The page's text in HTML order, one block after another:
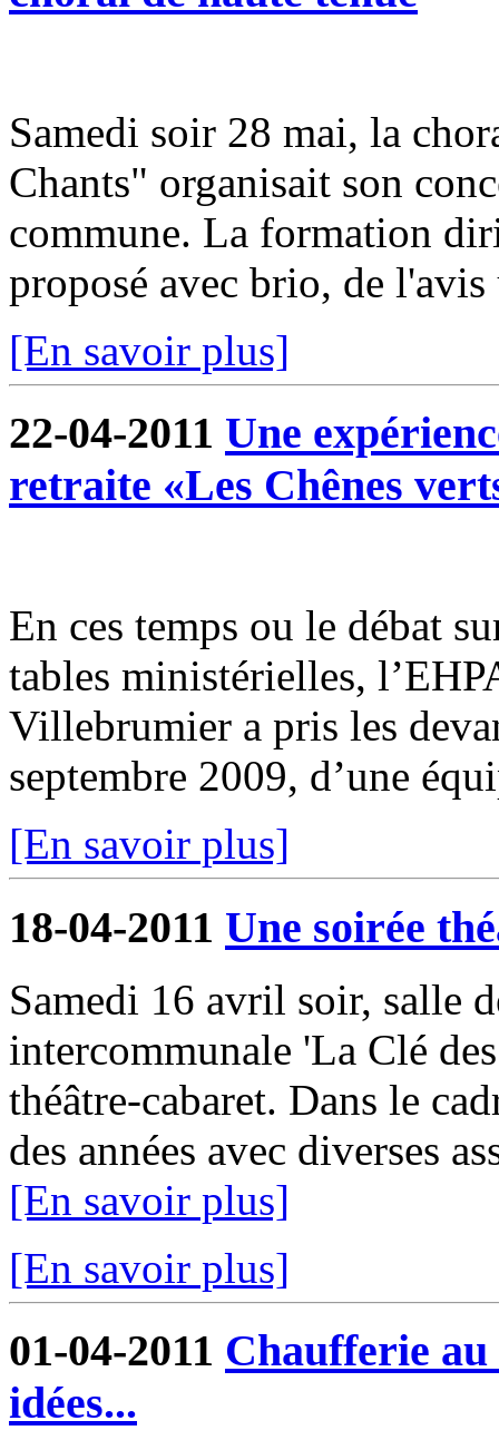
Samedi soir 28 mai, la
Chants" organisait son
commune. La formation
proposé avec brio, de
[En savoir plus]
22-04-2011 Une
retraite «Les Chênes
En ces temps ou le débat
tables ministérielles,
Villebrumier a pris les
septembre 2009, d’une
[En savoir plus]
18-04-2011 Une soirée
Samedi 16 avril soir, salle
intercommunale 'La Clé
théâtre-cabaret. Dans le
des années avec diverses
[En savoir plus]
[En savoir plus]
01-04-2011 Chaufferie au
idées...